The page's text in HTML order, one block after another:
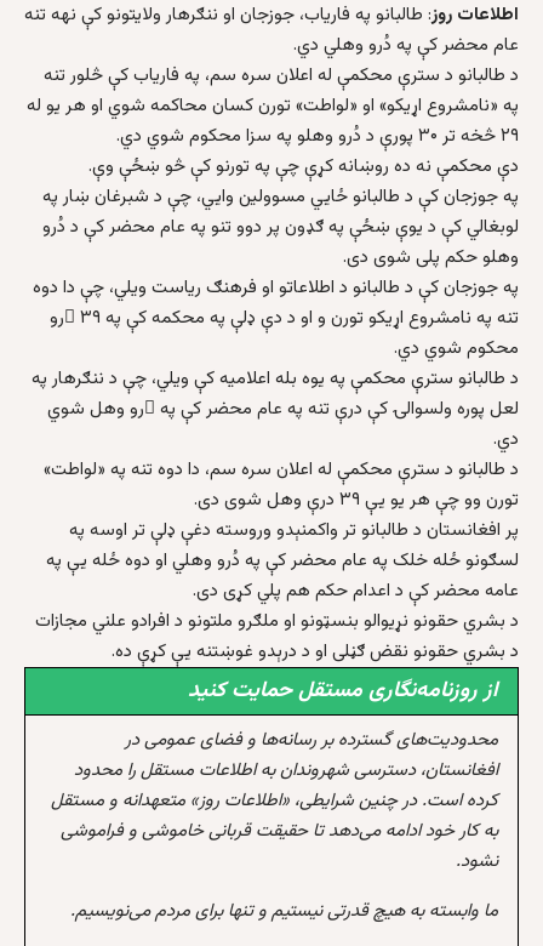
اطلاعات روز: طالبانو په فارياب، جوزجان او ننګرهار ولايتونو کې نهه تنه
عام محضر کې په دُرو وهلي دي.
د طالبانو د سترې محکمې له اعلان سره سم، په فارياب کې څلور تنه
په «نامشروع اړيکو» او «لواطت» تورن کسان محاکمه شوي او هر يو له
۲۹ څخه تر ۳۰ پورې د دُرو وهلو په سزا محکوم شوي دي.
دې محکمې نه ده روښانه کړې چې په تورنو کې څو ښځې وې.
په جوزجان کې د طالبانو ځايي مسوولين وايي، چې د شبرغان ښار په
لوبغالي کې د يوې ښځې په ګډون پر دوو تنو په عام محضر کې د دُرو
وهلو حکم پلی شوی دی.
په جوزجان کې د طالبانو د اطلاعاتو او فرهنګ رياست ويلي، چې دا دوه
تنه په نامشروع اړيکو تورن و او د دې ډلې په محکمه کې په ۳۹ ُرو
محکوم شوي دي.
د طالبانو سترې محکمې په يوه بله اعلاميه کې ويلي، چې د ننګرهار په
لعل پوره ولسوالۍ کې درې تنه په عام محضر کې په ُرو وهل شوي
دي.
د طالبانو د سترې محکمې له اعلان سره سم، دا دوه تنه په «لواطت»
تورن وو چې هر يو يې ۳۹ درې وهل شوی دی.
پر افغانستان د طالبانو تر واکمنېدو وروسته دغې ډلې تر اوسه په
لسګونو ځله خلک په عام محضر کې په دُرو وهلي او دوه ځله يې په
عامه محضر کې د اعدام حکم هم پلي کړی دی.
د بشري حقونو نړيوالو بنسټونو او ملګرو ملتونو د افرادو علني مجازات
د بشري حقونو نقض ګڼلی او د درېدو غوښتنه يې کړې ده.
از روزنامه‌نگاری مستقل حمایت کنید
محدودیت‌های گسترده بر رسانه‌ها و فضای عمومی در
افغانستان، دسترسی شهروندان به اطلاعات مستقل را محدود
کرده است. در چنین شرایطی، «اطلاعات روز» متعهدانه و مستقل
به کار خود ادامه می‌دهد تا حقیقت قربانی خاموشی و فراموشی
نشود.
ما وابسته به هیچ قدرتی نیستیم و تنها برای مردم می‌نویسیم.